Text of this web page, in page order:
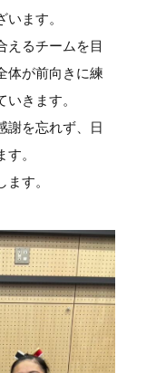
ます。
えるチームを目
体が前向きに練
きます。
謝を忘れず、日
。
す。